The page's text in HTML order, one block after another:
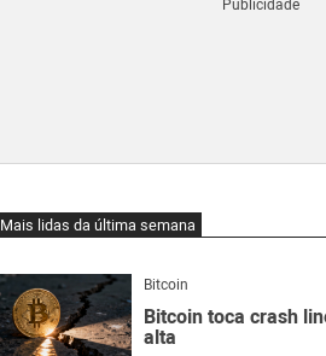
Mais lidas da última semana
Bitcoin
Bitcoin toca crash
alta